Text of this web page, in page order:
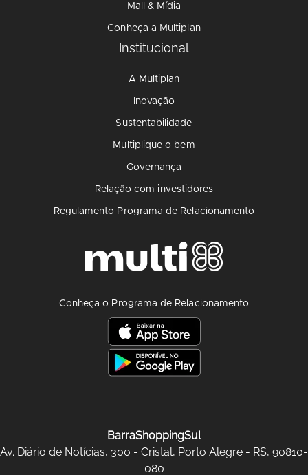
Mall & Mídia
Conheça a Multiplan
Institucional
A Multiplan
Inovação
Sustentabilidade
Multiplique o bem
Governança
Relação com investidores
Regulamento Programa de Relacionamento
Conheça o Programa de Relacionamento
BarraShoppingSul
Av. Diário de Notícias, 300 - Cristal, Porto Alegre - RS, 90810-
080